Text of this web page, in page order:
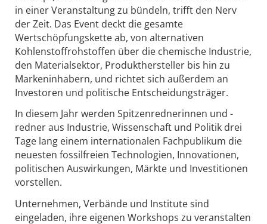
in einer Veranstaltung zu bündeln, trifft den Nerv
der Zeit. Das Event deckt die gesamte
Wertschöpfungskette ab, von alternativen
Kohlenstoffrohstoffen über die chemische Industrie,
den Materialsektor, Produkthersteller bis hin zu
Markeninhabern, und richtet sich außerdem an
Investoren und politische Entscheidungsträger.
In diesem Jahr werden Spitzenrednerinnen und -
redner aus Industrie, Wissenschaft und Politik drei
Tage lang einem internationalen Fachpublikum die
neuesten fossilfreien Technologien, Innovationen,
politischen Auswirkungen, Märkte und Investitionen
vorstellen.
Unternehmen, Verbände und Institute sind
eingeladen, ihre eigenen Workshops zu veranstalten